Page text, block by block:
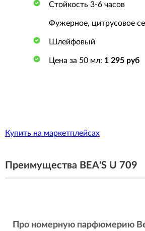
Стойкость 3-6 часов
Фужерное, цитрусовое
Шлейфовый
Цена за 50 мл: 1 295 руб
Купить на маркетплейсах
Преимущества BEA'S U 709
Про номерную парфюмерию